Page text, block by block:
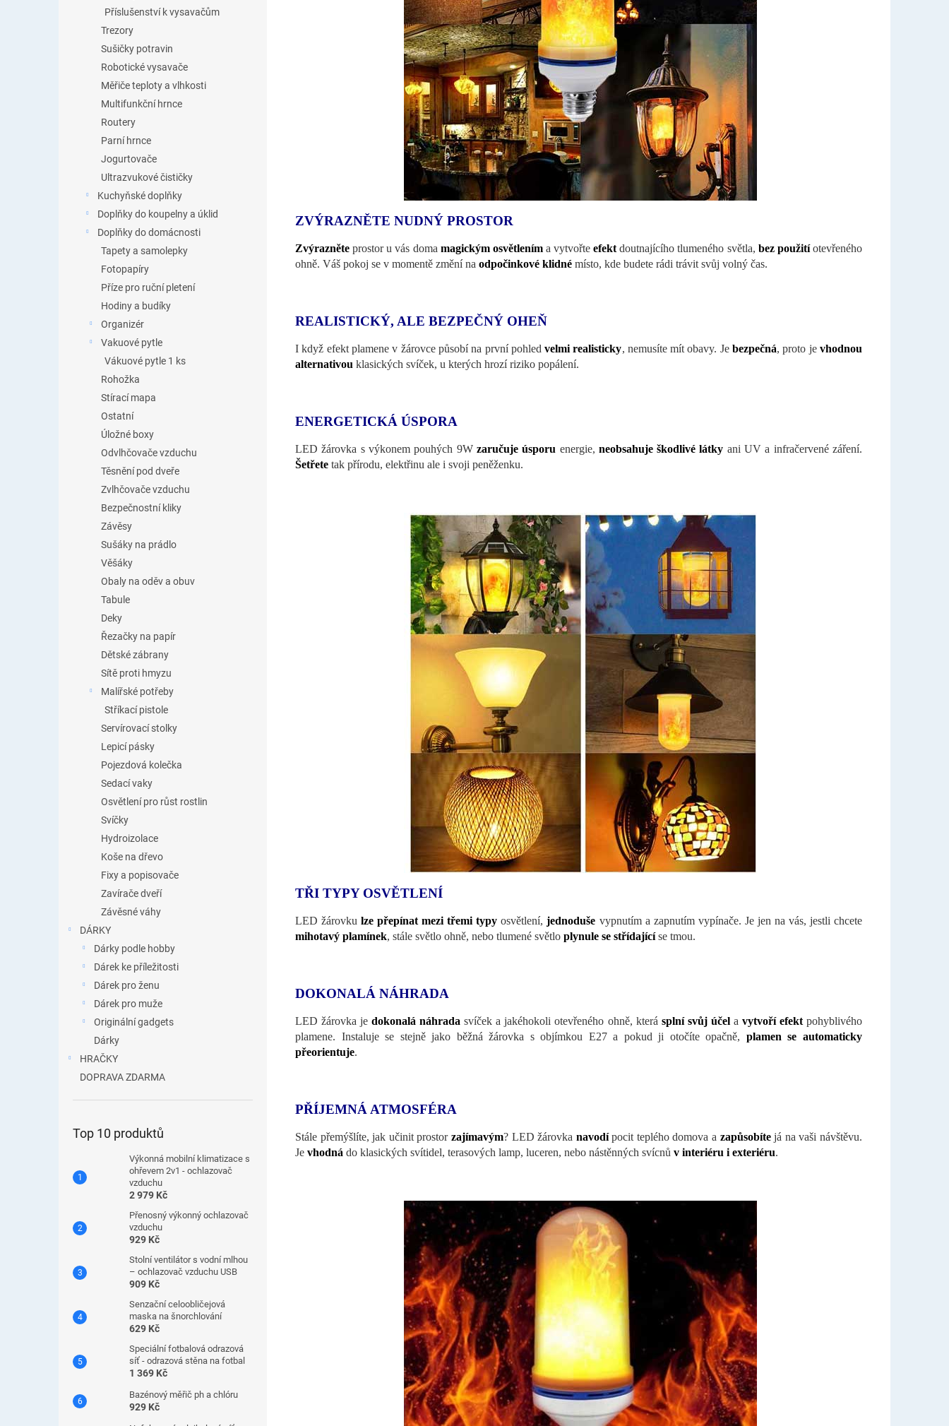
Příslušenství k vysavačům
Trezory
Sušičky potravin
Robotické vysavače
Měřiče teploty a vlhkosti
Multifunkční hrnce
Routery
Parní hrnce
Jogurtovače
Ultrazvukové čističky
Kuchyňské doplňky
Doplňky do koupelny a úklid
Doplňky do domácnosti
Tapety a samolepky
Fotopapíry
Příze pro ruční pletení
Hodiny a budíky
Organizér
Vakuové pytle
Vákuové pytle 1 ks
Rohožka
Stírací mapa
Ostatní
Úložné boxy
Odvlhčovače vzduchu
Těsnění pod dveře
Zvlhčovače vzduchu
Bezpečnostní kliky
Závěsy
Sušáky na prádlo
Věšáky
Obaly na oděv a obuv
Tabule
Deky
Řezačky na papír
Dětské zábrany
Sítě proti hmyzu
Malířské potřeby
Stříkací pistole
Servírovací stolky
Lepicí pásky
Pojezdová kolečka
Sedací vaky
Osvětlení pro růst rostlin
Svíčky
Hydroizolace
Koše na dřevo
Fixy a popisovače
Zavírače dveří
Závěsné váhy
DÁRKY
Dárky podle hobby
Dárek ke příležitosti
Dárek pro ženu
Dárek pro muže
Originální gadgets
Dárky
HRAČKY
DOPRAVA ZDARMA
Top 10 produktů
Výkonná mobilní klimatizace s
ohřevem 2v1 - ochlazovač
vzduchu
2 979 Kč
Přenosný výkonný ochlazovač
vzduchu
929 Kč
Stolní ventilátor s vodní mlhou
– ochlazovač vzduchu USB
909 Kč
Senzační celoobličejová
maska ​​na šnorchlování
629 Kč
Speciální fotbalová odrazová
síť - odrazová stěna na fotbal
1 369 Kč
Bazénový měřič ph a chlóru
929 Kč
ZVÝRAZNĚTE NUDNÝ PROSTOR
Zvýrazněte prostor u vás doma magickým osvětleníma vytvořteefekt doutnajícího tlumeného světla, bez použití otevřeného
ohně. Váš pokoj se v momentě změní na odpočinkové klidné místo, kde budete rádi trávit svůj volný čas.
REALISTICKÝ, ALE BEZPEČNÝ OHEŇ
I když efekt plamene v žárovce působí na první pohledvelmi realisticky, nemusíte mít obavy. Jebezpečná, proto jevhodnou
alternativou klasických svíček, u kterých hrozí riziko popálení.
ENERGETICKÁ ÚSPORA
LED žárovka s výkonem pouhých 9W zaručuje úsporu energie, neobsahuje škodlivé látky ani UV a infračervené záření.
Šetřete tak přírodu, elektřinu ale i svoji peněženku.
TŘI TYPY OSVĚTLENÍ
LED žárovku lze přepínat mezi třemi typy osvětlení,jednoduše vypnutím a zapnutím vypínače. Je jen na vás, jestli chcete
mihotavý plamínek, stále světlo ohně, nebo tlumené světlo plynule se střídajícíse tmou.
DOKONALÁ NÁHRADA
LED žárovka je dokonalá náhrada svíček a jakéhokoli otevřeného ohně, která splní svůj účela vytvoří efektpohyblivého
plamene. Instaluje se stejně jako běžná žárovka s objímkou E27 a pokud ji otočíte opačně, plamen se automaticky
přeorientuje.
PŘÍJEMNÁ ATMOSFÉRA
Stále přemýšlíte, jak učinit prostor zajímavým? LED žárovka navodí pocit teplého domova a zapůsobítejá na vaši návštěvu.
Je vhodná do klasických svítidel, terasových lamp, luceren, nebo nástěnných svícnů v interiéru i exteriéru.